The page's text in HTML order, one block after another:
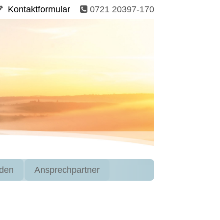
Kontaktformular 0721 20397-170
Ansprechpartner